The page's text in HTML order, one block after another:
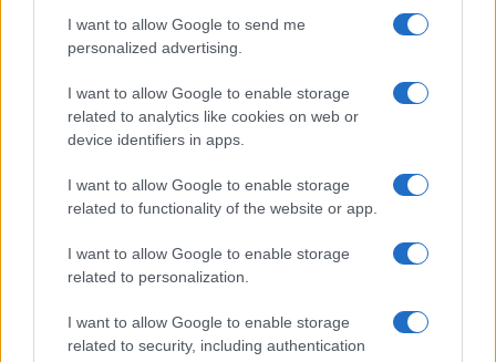
I want to allow Google to send me
personalized advertising.
I want to allow Google to enable storage
related to analytics like cookies on web or
device identifiers in apps.
I want to allow Google to enable storage
related to functionality of the website or app.
I want to allow Google to enable storage
related to personalization.
I want to allow Google to enable storage
related to security, including authentication
Martina Agostina Diturco
I nostri cari
I nostri cari
I nostri cari